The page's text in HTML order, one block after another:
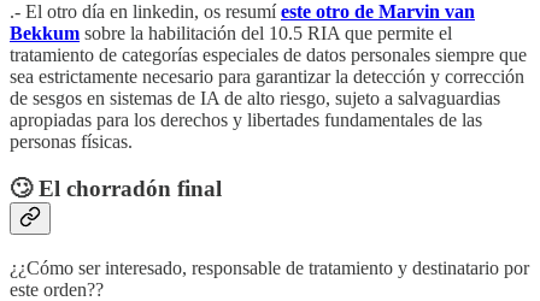
.- El otro día en linkedin, os resumíeste otro de Marvin van
Bekkum sobre la habilitación del 10.5 RIA que permite el
tratamiento de categorías especiales de datos personales siempre que
sea estrictamente necesario para garantizar la detección y corrección
de sesgos en sistemas de IA de alto riesgo, sujeto a salvaguardias
apropiadas para los derechos y libertades fundamentales de las
personas físicas.
🙄 El chorradón final
¿¿Cómo ser interesado, responsable de tratamiento y destinatario por
este orden??